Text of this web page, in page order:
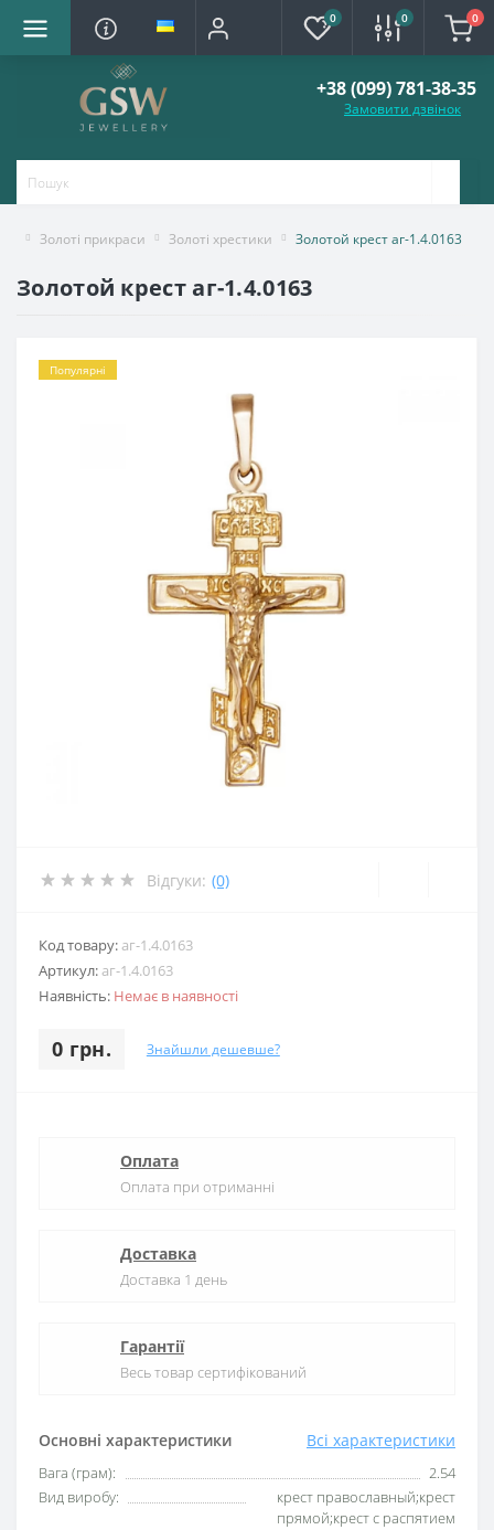
0 0 0
+38 (099) 781-38-35
Замовити дзвінок
Золоті прикраси Золоті хрестики Золотой крест аг-1.4.0163
Золотой крест аг-1.4.0163
Популярні
Відгуки: (0)
Код товару: аг-1.4.0163
Артикул: аг-1.4.0163
Наявність: Немає в наявності
0 грн. Знайшли дешевше?
Основні характеристики Всі характеристики
Вага (грам):
2.54
Вид виробу:
крест православный;крест
прямой;крест с распятием
Оплата
Оплата при отриманні
Доставка
Доставка 1 день
Гарантії
Весь товар сертифікований